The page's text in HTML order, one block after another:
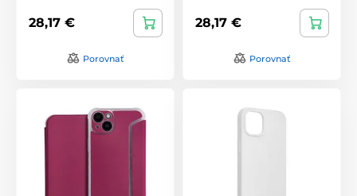
28,17 €
Porovnať
28,17 €
Porovnať